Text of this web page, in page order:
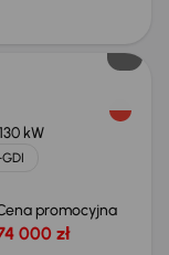
130 kW
promocyjna
000 zł